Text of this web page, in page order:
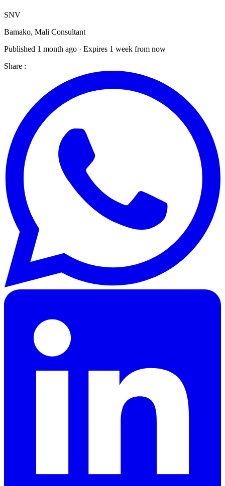
SNV
Bamako, Mali Consultant
Published 1 month ago · Expires 1 week from now
Share :